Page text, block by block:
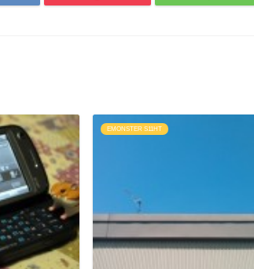
EMONSTER S11HT